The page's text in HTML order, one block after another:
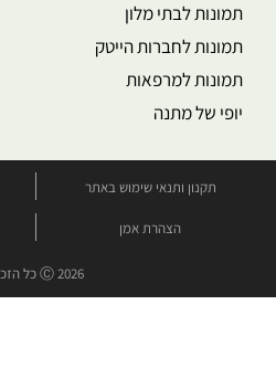
תמונות לבתי מלון
תמונות לחברות הייטק
תמונות למרפאות
יופי של מתנה
תקנון ותנאי שימוש באתר
הצהרת אמן
Ⓒ 2026 כל הזכויות שמורות | Gordon Art - גורדון ארט